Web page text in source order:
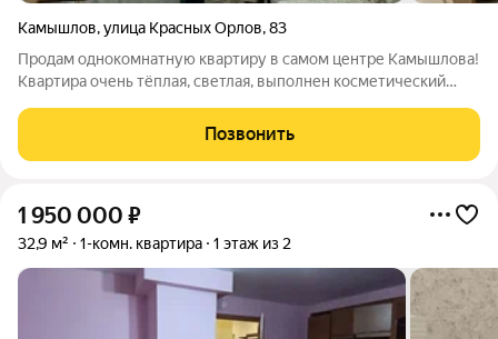
Камышлов,улица Красных Орлов,83
Продам однокомнатную квартиру в самом центре Камышлова!
Квартира очень тёплая, светлая, выполнен косметический
стенах обои, потолок в комнате - штукатурка, на кухне и в
коридоре - натяжной. Окна
Позвонить
1 950 000 ₽
32,9 м² 1-комн. квартира 1 этаж из 2